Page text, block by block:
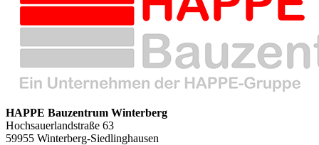
HAPPE Bauzentrum Winterberg
Hochsauerlandstraße 63
59955 Winterberg-Siedlinghausen